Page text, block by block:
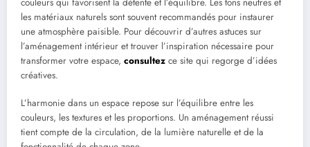
les matériaux naturels sont souvent recommandés pour instaurer
une atmosphère paisible. Pour découvrir d’autres astuces sur
l’aménagement intérieur et trouver l’inspiration nécessaire pour
transformer votre espace, consultez ce site qui regorge d’idées
créatives.
L’harmonie dans un espace repose sur l’équilibre entre les
couleurs, les textures et les proportions. Un aménagement réussi
tient compte de la circulation, de la lumière naturelle et de la